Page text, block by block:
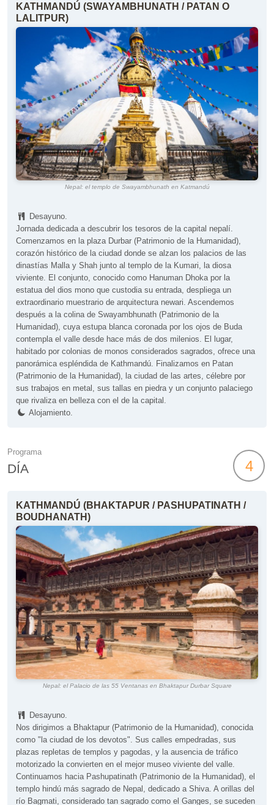
KATHMANDÚ (SWAYAMBHUNATH / PATAN O
LALITPUR)
Nepal: el templo de Swayambhunath en Katmandú
Desayuno.
Jornada dedicada a descubrir los tesoros de la capital nepalí.
Comenzamos en la plaza Durbar (Patrimonio de la Humanidad),
corazón histórico de la ciudad donde se alzan los palacios de las
dinastías Malla y Shah junto al templo de la Kumari, la diosa
viviente. El conjunto, conocido como Hanuman Dhoka por la
estatua del dios mono que custodia su entrada, despliega un
extraordinario muestrario de arquitectura newari. Ascendemos
después a la colina de Swayambhunath (Patrimonio de la
Humanidad), cuya estupa blanca coronada por los ojos de Buda
contempla el valle desde hace más de dos milenios. El lugar,
habitado por colonias de monos considerados sagrados, ofrece una
panorámica espléndida de Kathmandú. Finalizamos en Patan
(Patrimonio de la Humanidad), la ciudad de las artes, célebre por
sus trabajos en metal, sus tallas en piedra y un conjunto palaciego
que rivaliza en belleza con el de la capital.
Alojamiento.
Programa
DÍA 4
KATHMANDÚ (BHAKTAPUR / PASHUPATINATH /
BOUDHANATH)
Nepal: el Palacio de las 55 Ventanas en Bhaktapur Durbar Square
Desayuno.
Nos dirigimos a Bhaktapur (Patrimonio de la Humanidad), conocida
como "la ciudad de los devotos". Sus calles empedradas, sus
plazas repletas de templos y pagodas, y la ausencia de tráfico
motorizado la convierten en el mejor museo viviente del valle.
Continuamos hacia Pashupatinath (Patrimonio de la Humanidad), el
templo hindú más sagrado de Nepal, dedicado a Shiva. A orillas del
río Bagmati, considerado tan sagrado como el Ganges, se suceden